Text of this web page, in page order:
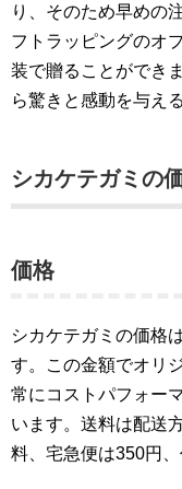
り、そのため早めの
フトラッピングのオ
装で贈ることができ
ら驚きと感動を与え
シカケテガミの
価格
シカケテガミの価格
す。この金額でオリ
常にコストパフォー
います。送料は配送
料、宅急便は350円